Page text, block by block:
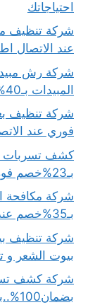
احتياجاتك
عند الاتصال
المبيدات بـ40%خصم خاص للمنازل والشقق والفلل
فوري عند
بـ23%خصم فوري
شركة مكافحة
بـ35%خصم عند الاتصال للقضاء على الصراصير
بيوت الشعر و تعقيمها 100%
شركة كشف
بضمان100%..بـ30%خصم فوري